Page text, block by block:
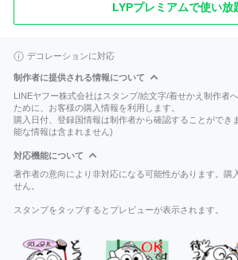
LYPプレミアムで使い放
デコレーションに対応
制作者に提供される情報について
LINEヤフー株式会社はスタンプ/絵文字/着せかえ制作者
ために、お客様の購入情報を利用します。
購入日付、登録国情報は制作者から確認することができ
能な情報は含まれません)
対応機能について
著作者の意向により非対応になる可能性があります。購
せん。
スタンプをタップするとプレビューが表示されます。